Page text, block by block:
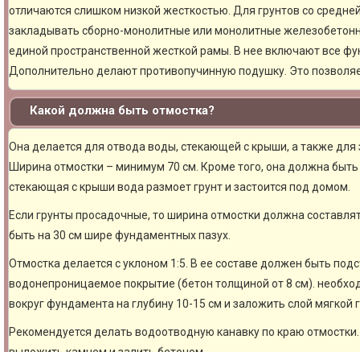
отличаются слишком низкой жесткостью. Для грунтов со
закладывать сборно-монолитные или монолитные
единой пространственной жесткой рамы. В нее включают все
Дополнительно делают противопучинную подушку. Это
Какой должна быть отмостка?
Она делается для отвода воды, стекающей с крыши, а также
Ширина отмостки – минимум 70 см. Кроме того, она должна
стекающая с крыши вода размоет грунт и застоится под домом.
Если грунты просадочные, то ширина отмостки должна
быть на 30 см шире фундаментных пазух.
Отмостка делается с уклоном 1:5. В ее составе должен быть
водонепроницаемое покрытие (бетон толщиной от 8 см).
вокруг фундамента на глубину 10-15 см и заложить слой мягкой
Рекомендуется делать водоотводную канавку по краю